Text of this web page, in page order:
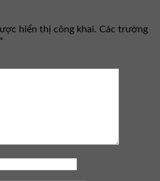
hiển thị công khai. Các trường
*